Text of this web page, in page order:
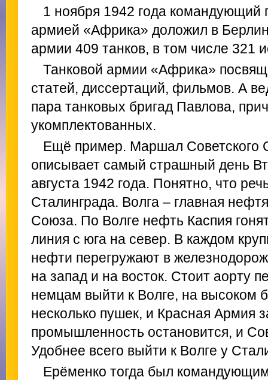
1 ноября 1942 года командующий
армией «Африка» доложил в
армии 409 танков, в том числе 321
Танковой армии «Африка»
статей, диссертаций, фильмов. А
пара танковых бригад Павлова,
укомплектованных.
Ещё пример. Маршал Советского
описывает самый страшный день
августа 1942 года. Понятно, что
Сталинграда. Волга – главная
Союза. По Волге нефть Каспия
линия с юга на север. В каждом
нефти перегружают в
на запад и на восток. Стоит аорту
немцам выйти к Волге, на высоком
несколько пушек, и Красная Армия
промышленность остановится, и
Удобнее всего выйти к Волге у
Ерёменко тогда был